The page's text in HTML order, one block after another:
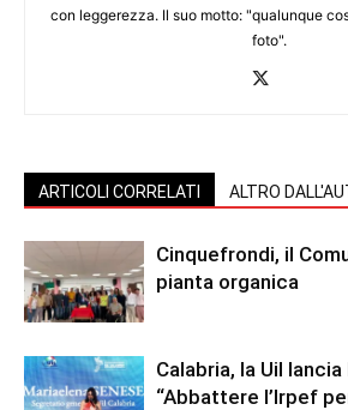
con leggerezza. Il suo motto: "qualunque
foto".
ARTICOLI CORRELATI ALTRO
Cinquefrondi, il
pianta organica
Calabria, la Uil
“Abbattere l’Irpef